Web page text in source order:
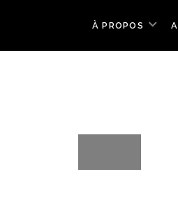
À PROPOS